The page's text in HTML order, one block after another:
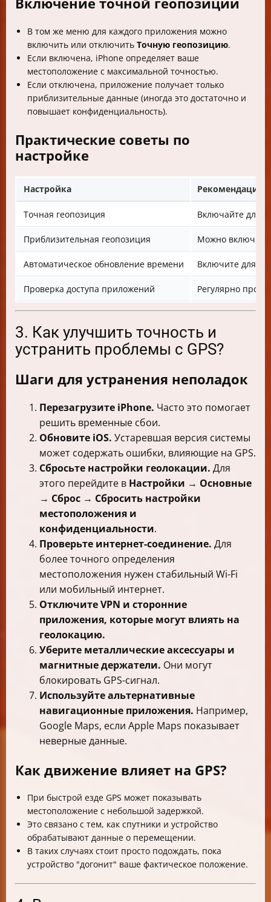
В том же меню для каждого приложения можно
включить или отключить Точную геопозицию.
Если включена, iPhone определяет ваше
местоположение с максимальной точностью.
Если отключена, приложение получает только
приблизительные данные (иногда это достаточно и
повышает конфиденциальность).
Практические советы по
настройке
Настройка Рекомендации
Точная геопозиция Включайте для
Приблизительная геопозиция Можно включить
Автоматическое обновление времени Включите для
Проверка доступа приложений Регулярно
3. Как улучшить точность и
устранить проблемы с GPS?
Шаги для устранения неполадок
Перезагрузите iPhone. Часто это помогает
решить временные сбои.
Обновите iOS. Устаревшая версия системы
может содержать ошибки, влияющие на GPS.
Сбросьте настройки геолокации. Для
этого перейдите в Настройки → Основные
→ Сброс → Сбросить настройки
местоположения и
конфиденциальности.
Проверьте интернет-соединение. Для
более точного определения
местоположения нужен стабильный Wi-Fi
или мобильный интернет.
Отключите VPN и сторонние
приложения, которые могут влиять на
геолокацию.
Уберите металлические аксессуары и
магнитные держатели. Они могут
блокировать GPS-сигнал.
Используйте альтернативные
навигационные приложения. Например,
Google Maps, если Apple Maps показывает
неверные данные.
Как движение влияет на GPS?
При быстрой езде GPS может показывать
местоположение с небольшой задержкой.
Это связано с тем, как спутники и устройство
обрабатывают данные о перемещении.
В таких случаях стоит просто подождать, пока
устройство "догонит" ваше фактическое положение.